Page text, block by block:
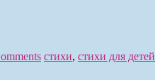
стихи, стихи для детей